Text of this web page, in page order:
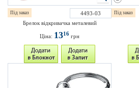
Під заказ
4493-03
Брелок відкривачка металевий
Ціна: 1316 грн
Під заказ